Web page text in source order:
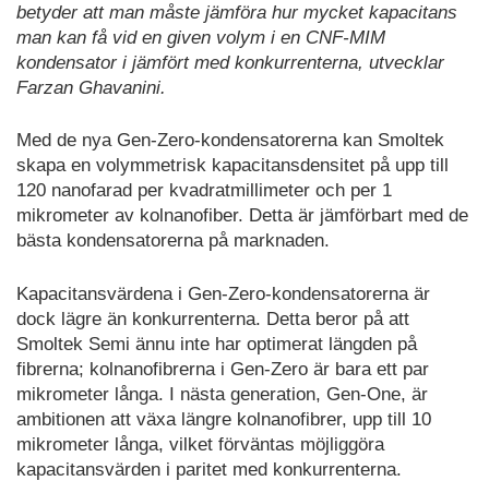
betyder att man måste jämföra hur mycket kapacitans
man kan få vid en given volym i en CNF-MIM
kondensator i jämfört med konkurrenterna, utvecklar
Farzan Ghavanini.
Med de nya Gen-Zero-kondensatorerna kan Smoltek
skapa en volymmetrisk kapacitansdensitet på upp till
120 nanofarad per kvadratmillimeter och per 1
mikrometer av kolnanofiber. Detta är jämförbart med de
bästa kondensatorerna på marknaden.
Kapacitansvärdena i Gen-Zero-kondensatorerna är
dock lägre än konkurrenterna. Detta beror på att
Smoltek Semi ännu inte har optimerat längden på
fibrerna; kolnanofibrerna i Gen-Zero är bara ett par
mikrometer långa. I nästa generation, Gen-One, är
ambitionen att växa längre kolnanofibrer, upp till 10
mikrometer långa, vilket förväntas möjliggöra
kapacitansvärden i paritet med konkurrenterna.